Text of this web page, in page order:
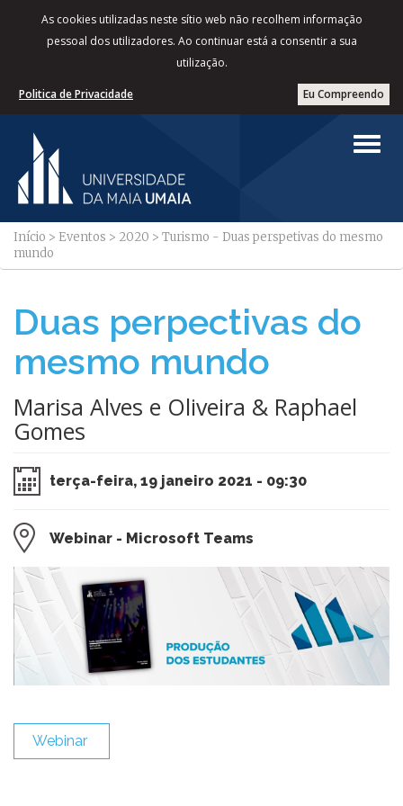
As cookies utilizadas neste sítio web não recolhem informação
pessoal dos utilizadores. Ao continuar está a consentir a sua
utilização.
Eu Compreendo
Politica de Privacidade
Início > Eventos > 2020 > Turismo - Duas perspetivas do mesmo
mundo
Duas perpectivas do
mesmo mundo
Marisa Alves e Oliveira & Raphael
Gomes
terça-feira, 19 janeiro 2021 - 09:30
Webinar - Microsoft Teams
​Webinar